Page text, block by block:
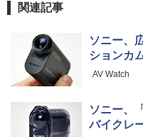
関連記事
ソニー、
ションカム
AV Watch
ソニー、
バイクレ